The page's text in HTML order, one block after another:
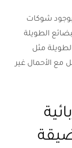
شوكات
الطويلة
مثل
مع الأحمال غير